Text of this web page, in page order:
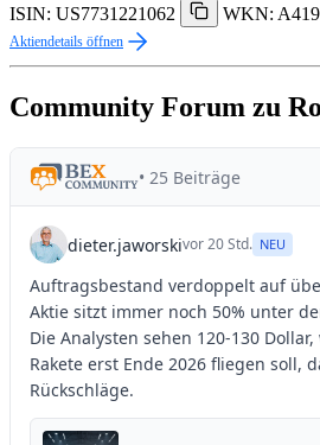
ISIN: US7731221062
WKN:
Aktiendetails öffnen
Community Forum zu